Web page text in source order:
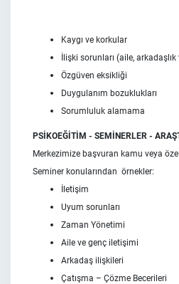
Kaygı ve korkular
İlişki sorunları (aile,
Özgüven eksikliği
Duygulanım bozuklukları
Sorumluluk alamama
PSİKOEĞİTİM - SEMİNERLER -
Merkezimize başvuran kamu veya
Seminer konularından örnekler:
İletişim
Uyum sorunları
Zaman Yönetimi
Aile ve genç iletişimi
Arkadaş ilişkileri
Çatışma – Çözme Becerileri